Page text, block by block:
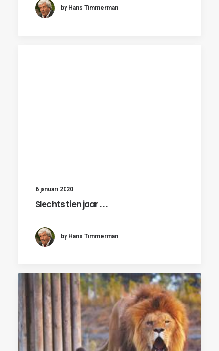
by Hans Timmerman
6 januari 2020
Slechts tien jaar . . .
by Hans Timmerman